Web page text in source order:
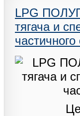
LPG
тягача и